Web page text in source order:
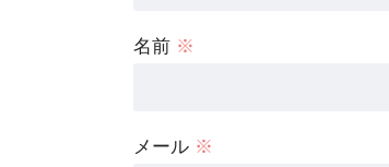
名前 ※
メール ※